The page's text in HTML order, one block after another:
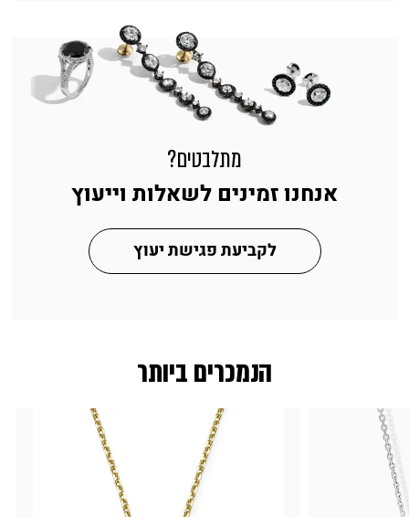
הנמכרים ביותר
מתלבטים?
אנחנו זמינים לשאלות וייעוץ
לקביעת פגישת יעוץ